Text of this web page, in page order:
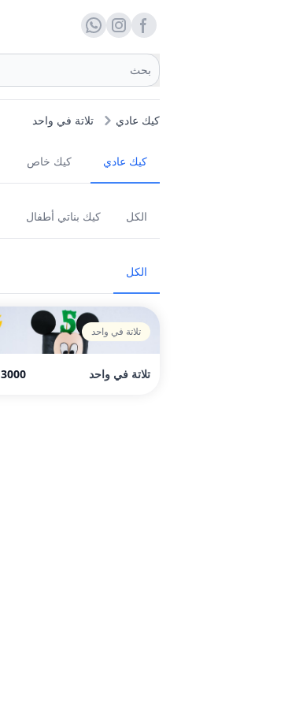
Facebook page
insta
whats
Search
كيك عادي تلاتة في واحد
كيك عادي كيك خاص
الكل كيك بناتي أطفال
الكل
تلاتة في واحد
تلاتة في واحد 3000 ج.م